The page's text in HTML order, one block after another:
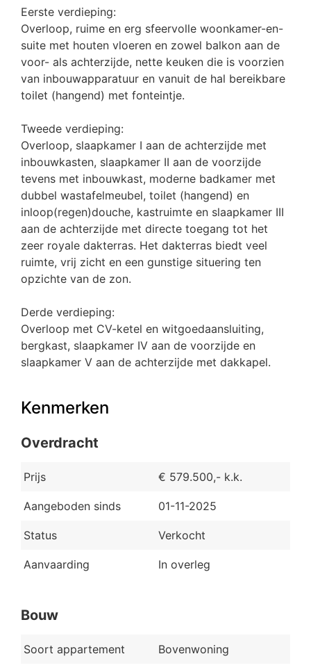
Eerste verdieping:
Overloop, ruime en erg sfeervolle woonkamer-en-
suite met houten vloeren en zowel balkon aan de
voor- als achterzijde, nette keuken die is voorzien
van inbouwapparatuur en vanuit de hal bereikbare
toilet (hangend) met fonteintje.
Tweede verdieping:
Overloop, slaapkamer I aan de achterzijde met
inbouwkasten, slaapkamer II aan de voorzijde
tevens met inbouwkast, moderne badkamer met
dubbel wastafelmeubel, toilet (hangend) en
inloop(regen)douche, kastruimte en slaapkamer III
aan de achterzijde met directe toegang tot het
zeer royale dakterras. Het dakterras biedt veel
ruimte, vrij zicht en een gunstige situering ten
opzichte van de zon.
Derde verdieping:
Overloop met CV-ketel en witgoedaansluiting,
bergkast, slaapkamer IV aan de voorzijde en
slaapkamer V aan de achterzijde met dakkapel.
Kenmerken
Overdracht
Prijs € 579.500,- k.k.
Aangeboden sinds 01-11-2025
Status Verkocht
Aanvaarding In overleg
Bouw
Soort appartement Bovenwoning